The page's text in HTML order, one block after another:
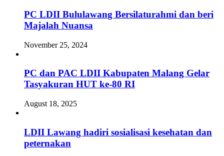
PC LDII Bululawang Bersilaturahmi dan beri
Majalah Nuansa
November 25, 2024
PC dan PAC LDII Kabupaten Malang Gelar
Tasyakuran HUT ke-80 RI
August 18, 2025
LDII Lawang hadiri sosialisasi kesehatan dan
peternakan